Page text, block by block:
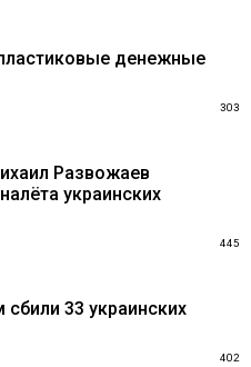
денежные
303
Развожаев
украинских
445
33 украинских
402